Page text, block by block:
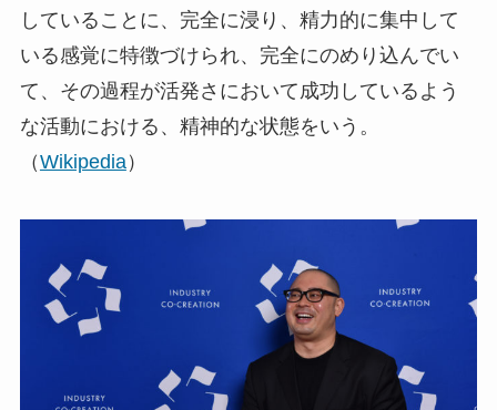
していることに、完全に浸り、精力的に集中して
いる感覚に特徴づけられ、完全にのめり込んでい
て、その過程が活発さにおいて成功しているよう
な活動における、精神的な状態をいう。
（Wikipedia）